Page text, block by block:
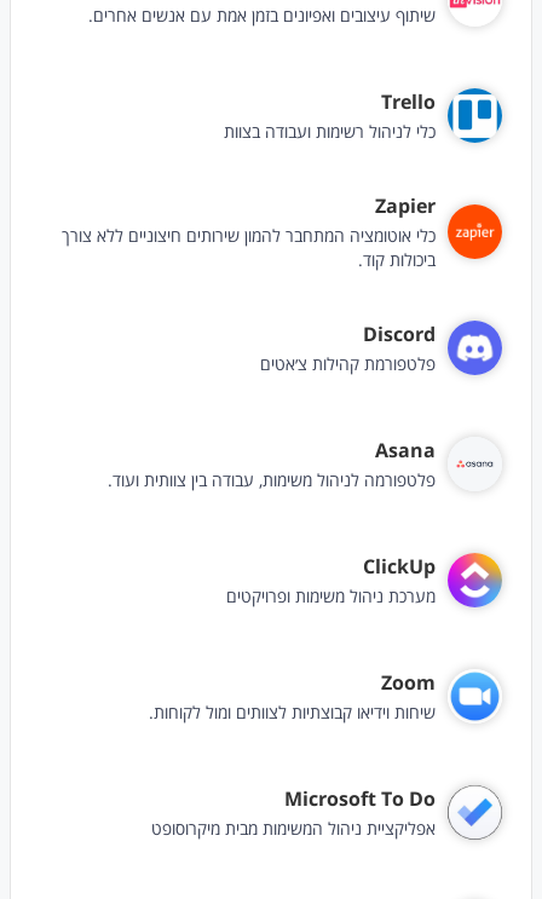
שיתוף עיצובים ואפיונים בזמן אמת עם אנשים אחרים.
Trello
כלי לניהול רשימות ועבודה בצוות
Zapier
כלי אוטומציה המתחבר להמון שירותים חיצוניים ללא צורך
ביכולות קוד.
Discord
פלטפורמת קהילות צ׳אטים
Asana
פלטפורמה לניהול משימות, עבודה בין צוותית ועוד.
ClickUp
מערכת ניהול משימות ופרויקטים
Zoom
שיחות וידיאו קבוצתיות לצוותים ומול לקוחות.
Microsoft To Do
אפליקציית ניהול המשימות מבית מיקרוסופט